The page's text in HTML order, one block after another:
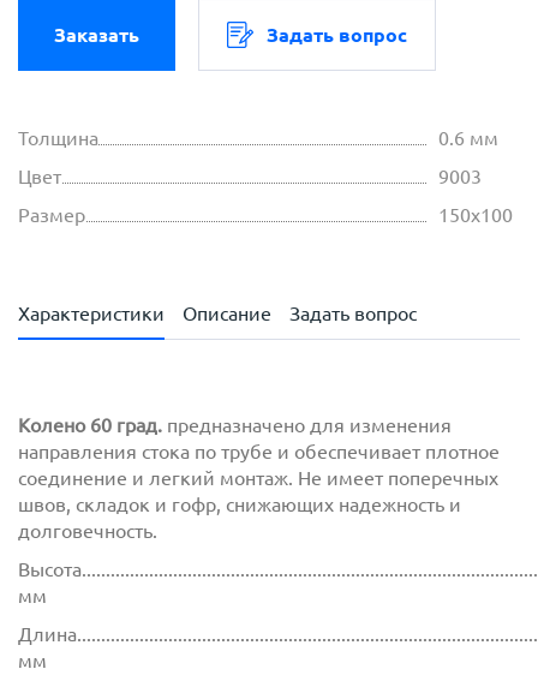
Заказать Задать вопрос
Толщина
0.6 мм
Цвет
9003
Размер
150х100
Характеристики Описание Задать вопрос
Колено 60 град. предназначено для изменения
направления стока по трубе и обеспечивает плотное
соединение и легкий монтаж. Не имеет поперечных
швов, складок и гофр, снижающих надежность и
долговечность.
мм
мм